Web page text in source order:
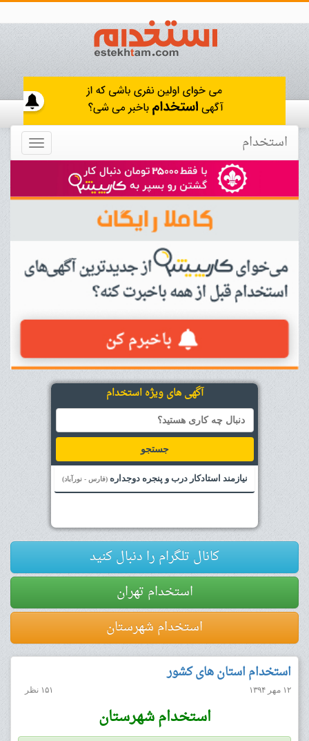
Toggle استخدام
آگهی های ویژه استخدام
جستجو
نیازمند استادکار درب و پنجره دوجداره (فارس - نورآباد)
کانال تلگرام را دنبال کنید
استخدام تهران
استخدام شهرستان
استخدام استان های کشور
۱۲ مهر ۱۳۹۴ ۱۵۱ نظر
استخدام شهرستان